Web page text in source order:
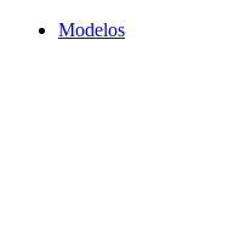
Modelos